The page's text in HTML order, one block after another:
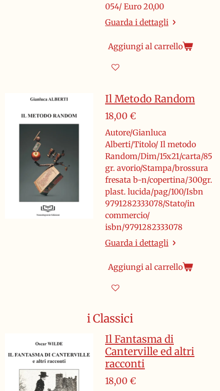
054/ Euro 20,00
Guarda i dettagli
Aggiungi al carrello
Il Metodo Random
18,00 €
Autore/Gianluca
Alberti/Titolo/ Il metodo
Random/Dim/15x21/carta/85
gr. avorio/Stampa/brossura
fresata b-n/copertina/300gr.
plast. lucida/pag/100/Isbn
9791282333078/Stato/in
commercio/
isbn/9791282333078
Guarda i dettagli
Aggiungi al carrello
i Classici
Il Fantasma di
Canterville ed altri
racconti
18,00 €